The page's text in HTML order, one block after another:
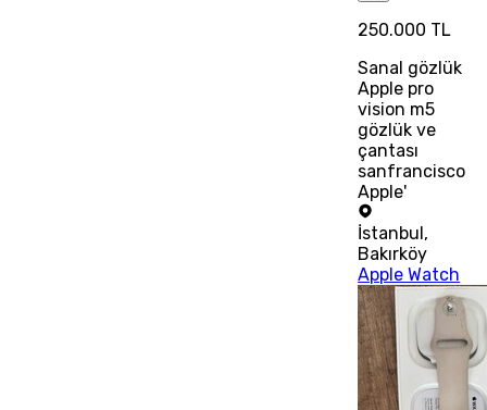
250.000 TL
Sanal gözlük
Apple pro
vision m5
gözlük ve
çantası
sanfrancisco
Apple'
İstanbul ,
Bakırköy
Apple Watch